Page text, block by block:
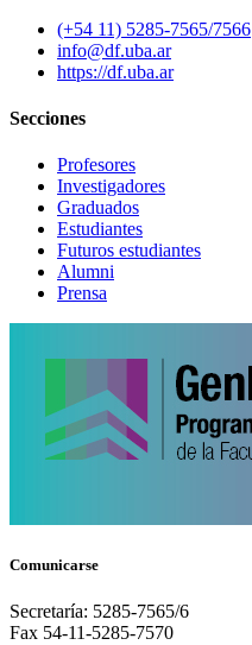
(+54 11) 5285-7565/7566
info@df.uba.ar
https://df.uba.ar
Secciones
Profesores
Investigadores
Graduados
Estudiantes
Futuros estudiantes
Alumni
Prensa
Comunicarse
Secretaría: 5285-7565/6
Fax 54-11-5285-7570